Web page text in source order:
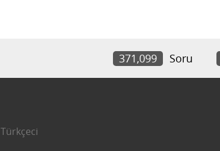
371,099 Soru
Türkçeci